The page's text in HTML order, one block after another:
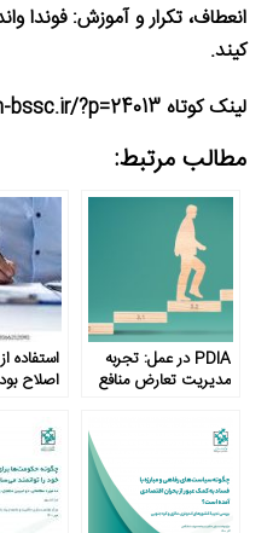
کیند.
لینک کوتاه https://iran-bssc.ir/?p=24013
مطالب مرتبط:
PDIA در عمل: تجربه
مدیریت تعارض منافع
اصلاح